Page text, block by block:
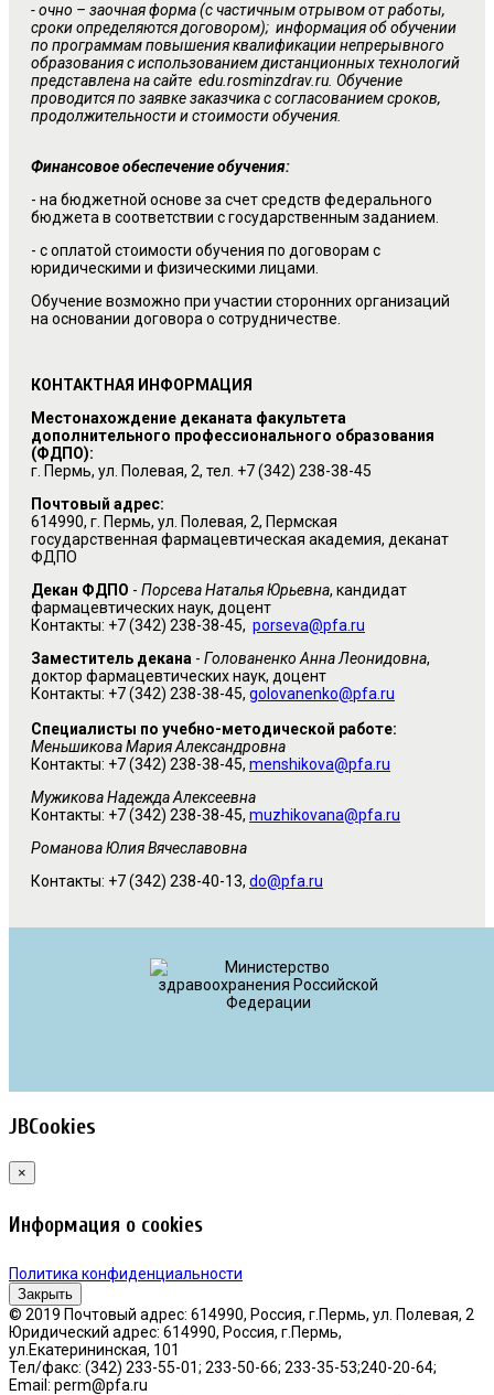
- очно – заочная форма (с частичным отрывом от работы,
сроки определяются договором); информация об обучении
по программам повышения квалификации непрерывного
образования с использованием дистанционных технологий
представлена на сайте edu.rosminzdrav.ru. Обучение
проводится по заявке заказчика с согласованием сроков,
продолжительности и стоимости обучения.
Финансовое обеспечение обучения:
- на бюджетной основе за счет средств федерального
бюджета в соответствии с государственным заданием.
- с оплатой стоимости обучения по договорам с
юридическими и физическими лицами.
Обучение возможно при участии сторонних организаций
на основании договора о сотрудничестве.
КОНТАКТНАЯ ИНФОРМАЦИЯ
Местонахождение деканата факультета
дополнительного профессионального образования
(ФДПО):
г. Пермь, ул. Полевая, 2, тел. +7 (342) 238-38-45
Почтовый адрес:
614990, г. Пермь, ул. Полевая, 2, Пермская
государственная фармацевтическая академия, деканат
ФДПО
Декан ФДПО - Порсева Наталья Юрьевна, кандидат
фармацевтических наук, доцент
Контакты: +7 (342) 238-38-45, porseva@pfa.ru
Заместитель декана - Голованенко Анна Леонидовна,
доктор фармацевтических наук, доцент
Контакты: +7 (342) 238-38-45, golovanenko@pfa.ru
Специалисты по учебно-методической работе:
Меньшикова Мария Александровна
Контакты: +7 (342) 238-38-45, menshikova@pfa.ru
Мужикова Надежда Алексеевна
Контакты: +7 (342) 238-38-45, muzhikovana@pfa.ru
Романова Юлия Вячеславовна
Контакты: +7 (342) 238-40-13, do@pfa.ru
JBCookies
×
Информация о cookies
Политика конфиденциальности
Закрыть
© 2019 Почтовый адрес: 614990, Россия, г.Пермь, ул. Полевая, 2
Юридический адрес: 614990, Россия, г.Пермь,
ул.Екатерининская, 101
Тел/факс: (342) 233-55-01; 233-50-66; 233-35-53;240-20-64;
Email: perm@pfa.ru